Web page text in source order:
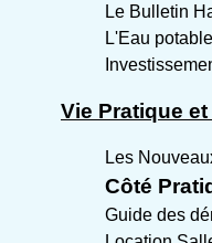
Le Bulletin
L'Eau potable
Vie Pratique
Les
Côté
Guide des